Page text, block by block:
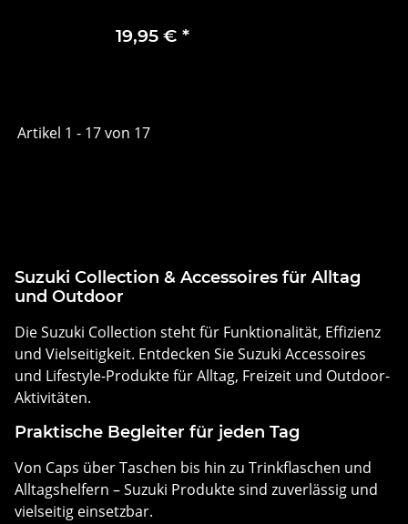
19,95 € *
Artikel 1 - 17 von 17
Suzuki Collection & Accessoires für Alltag
und Outdoor
Die Suzuki Collection steht für Funktionalität, Effizienz
und Vielseitigkeit. Entdecken Sie Suzuki Accessoires
und Lifestyle-Produkte für Alltag, Freizeit und Outdoor-
Aktivitäten.
Praktische Begleiter für jeden Tag
Von Caps über Taschen bis hin zu Trinkflaschen und
Alltagshelfern – Suzuki Produkte sind zuverlässig und
vielseitig einsetzbar.